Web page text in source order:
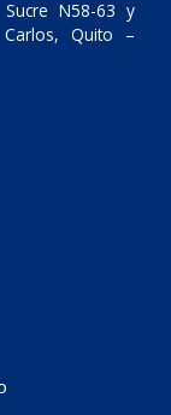
N58-63 y
Quito –